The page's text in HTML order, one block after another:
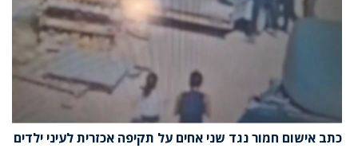
כתב אישום חמור נגד שני אחים על תקיפה אכזרית לעיני ילדים